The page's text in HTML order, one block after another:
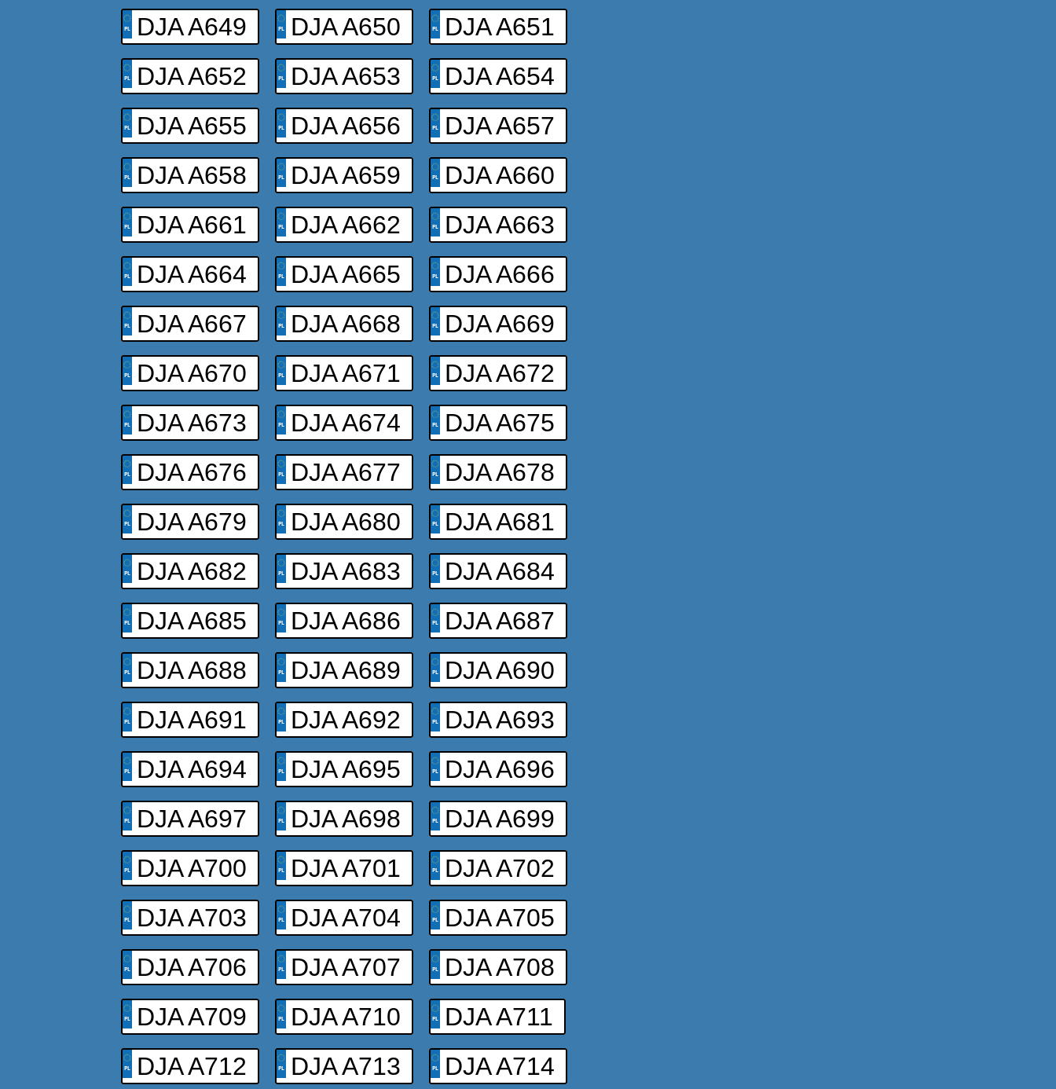
DJA A649
DJA A650
DJA A651
DJA A652
DJA A653
DJA A654
DJA A655
DJA A656
DJA A657
DJA A658
DJA A659
DJA A660
DJA A661
DJA A662
DJA A663
DJA A664
DJA A665
DJA A666
DJA A667
DJA A668
DJA A669
DJA A670
DJA A671
DJA A672
DJA A673
DJA A674
DJA A675
DJA A676
DJA A677
DJA A678
DJA A679
DJA A680
DJA A681
DJA A682
DJA A683
DJA A684
DJA A685
DJA A686
DJA A687
DJA A688
DJA A689
DJA A690
DJA A691
DJA A692
DJA A693
DJA A694
DJA A695
DJA A696
DJA A697
DJA A698
DJA A699
DJA A700
DJA A701
DJA A702
DJA A703
DJA A704
DJA A705
DJA A706
DJA A707
DJA A708
DJA A709
DJA A710
DJA A711
DJA A712
DJA A713 DJA A714